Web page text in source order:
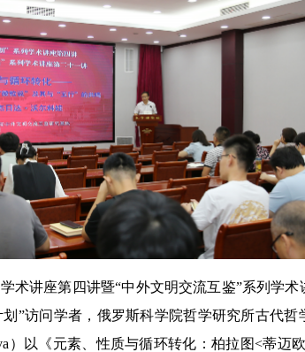
术讲座第四讲暨“中外文明交流互鉴”系列学
”访问学者，俄罗斯科学院哲学研究所古代哲
）以《元素、性质与循环转化：柏拉图<蒂迈